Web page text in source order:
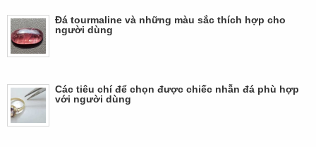
Đá tourmaline và những màu sắc thích hợp cho
người dùng
Các tiêu chí để chọn được chiếc nhẫn đá phù hợp
với người dùng